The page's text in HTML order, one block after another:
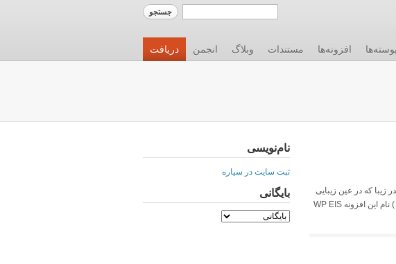
دریافت انجمن وبلاگ مستندات افزونه‌ها پوسته‌ها
که در عین زیبایی
بسیار ساده است و در ضمن رسپانسیو نیز هست . ( واکنش گرا / رسپانسیو : کوچک شدن نسبت به تغییر عرض صفحه ) نام این افزونه WP EIS
نام‌نویسی
ثبت سایت در سیاره
بایگانی